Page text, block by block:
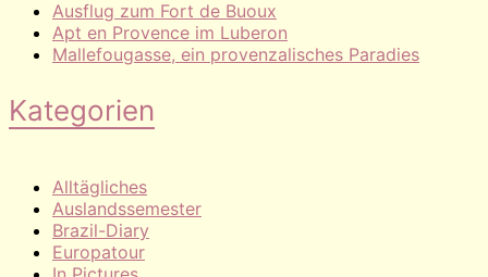
Ausflug zum Fort de Buoux
Apt en Provence im Luberon
Mallefougasse, ein provenzalisches Paradies
Kategorien
Alltägliches
Auslandssemester
Brazil-Diary
Europatour